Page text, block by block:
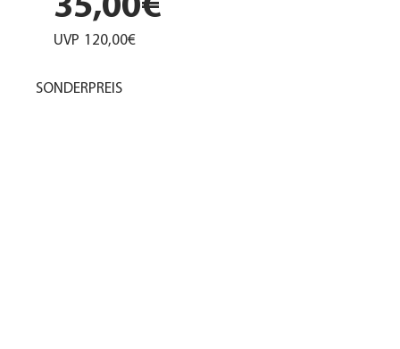
35,00€
UVP 120,00€
SONDERPREIS